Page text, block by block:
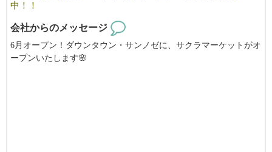
中！！
会社からのメッセージ
6月オープン！ダウンタウン・サンノゼに、サクラマーケットがオ
ープンいたします🌸